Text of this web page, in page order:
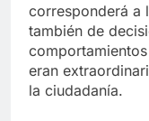
corresponderá a
también de
eran
la ciudadanía.